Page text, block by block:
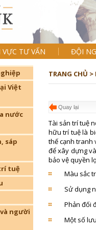
VỰC TƯ VẤN ĐỘI
Việt
nước
sáp
tuệ
người
TRANG CHỦ >
Quay lại
Tài sản trí tuệ
hữu trí tuệ là
thế cạnh tranh
để xây dựng
bảo vệ quyền
Màu sắc
Sử dụng
Phản đối
Một số